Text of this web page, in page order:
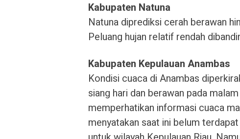
Kabupaten Natuna
Natuna diprediksi cerah berawan
Peluang hujan relatif rendah
Kabupaten Kepulauan Anambas
Kondisi cuaca di Anambas
siang hari dan berawan pada
memperhatikan informasi cuaca
menyatakan saat ini belum